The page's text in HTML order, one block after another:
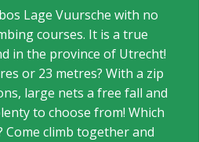
Lage Vuursche with no
courses. It is a true
in the province of Utrecht!
or 23 metres? With a zip
large nets a free fall and
to choose from! Which
Come climb together and